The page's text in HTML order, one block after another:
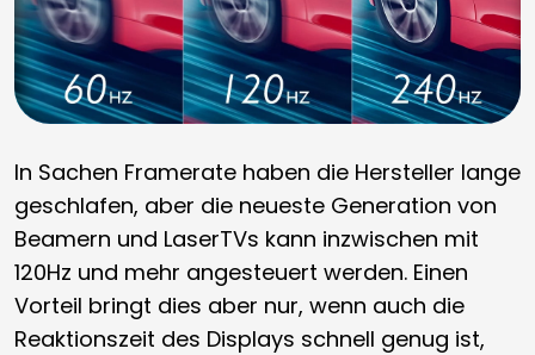
In Sachen Framerate haben die Hersteller lange
geschlafen, aber die neueste Generation von
Beamern und LaserTVs kann inzwischen mit
120Hz und mehr angesteuert werden. Einen
Vorteil bringt dies aber nur, wenn auch die
Reaktionszeit des Displays schnell genug ist,